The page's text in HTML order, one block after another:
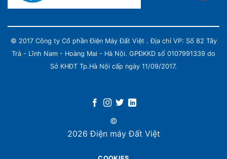
Tủ đông Inverter Sanaky VH-2599A3được ứng dụng
công nghệ mới nhất – công nghệ inverter, dàn máy nén
với các sản phẩm tủ đông mát thông thường
động êm ái, khả năng vận hành bền bỉ.
© 2017 Công ty Cổ phần Điện Máy Đất Việt . Địa chỉ VP: Số 82 Tây
Trà - Lĩnh Nam - Hoàng Mai - Hà Nội. GPĐKKD số 0107991339 do
Sở KHĐT Tp.Hà Nội cấp ngày 11/09/2017.
©
2026 Điện máy Đất Việt